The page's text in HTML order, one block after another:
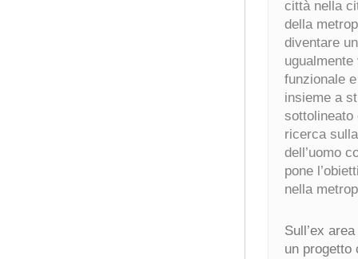
città nella
della
diventare
funzionale
insieme a
sottolineato
ricerca
dell’uomo
pone
nella
Sull’ex
un progetto